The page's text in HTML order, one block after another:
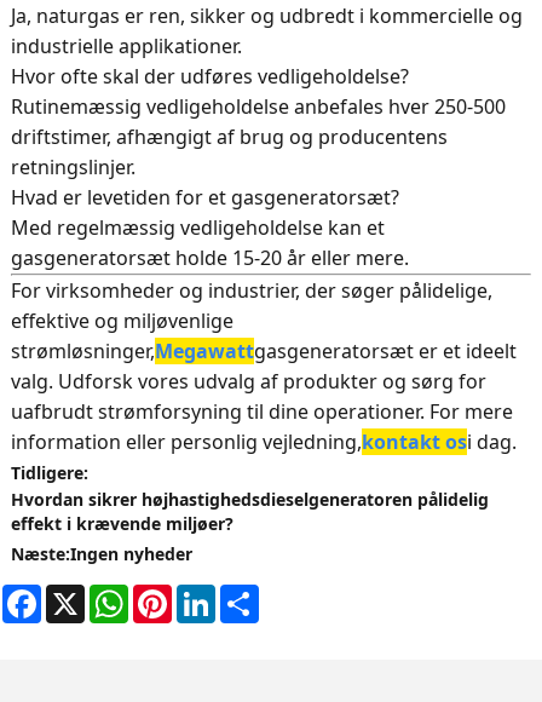
Ja, naturgas er ren, sikker og udbredt i kommercielle og
industrielle applikationer.
Hvor ofte skal der udføres vedligeholdelse?
Rutinemæssig vedligeholdelse anbefales hver 250-500
driftstimer, afhængigt af brug og producentens
retningslinjer.
Hvad er levetiden for et gasgeneratorsæt?
Med regelmæssig vedligeholdelse kan et
gasgeneratorsæt holde 15-20 år eller mere.
For virksomheder og industrier, der søger pålidelige,
effektive og miljøvenlige
strømløsninger,Megawattgasgeneratorsæt er et ideelt
valg. Udforsk vores udvalg af produkter og sørg for
uafbrudt strømforsyning til dine operationer. For mere
information eller personlig vejledning,kontakt osi dag.
Tidligere:
Hvordan sikrer højhastighedsdieselgeneratoren pålidelig
effekt i krævende miljøer?
Næste:Ingen nyheder
Facebook
X WhatsApp
PinterestLinkedIn